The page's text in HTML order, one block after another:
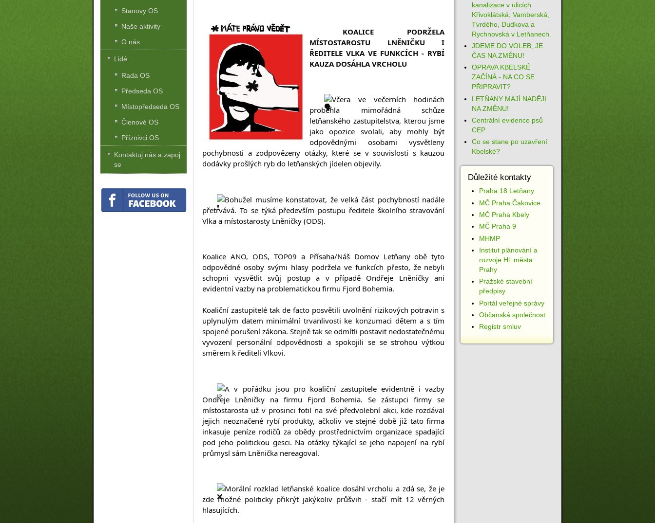
KOALICE PODRŽELA
MÍSTOSTAROSTU LNĚNIČKU I
ŘEDITELE VLKA VE FUNKCÍCH - RYBÍ
KAUZA DOSÁHLA VRCHOLU
Včera ve večerních hodinách
proběhla mimořádná schůze
letňanského zastupitelstva, kterou jsme
jako opozice svolali, aby mohly být
odpovědnými osobami vysvětleny
pochybnosti a zodpovězeny otázky, které se v souvislosti s kauzou
dodávky prošlých ryb do letňanských jídelen objevily.
Bohužel musíme konstatovat, že velká část pochybností nadále
přetrvává. To se týká především postupu ředitele školního stravování
Vlka a místostarosty Lněničky (ODS).
Koalice ANO, ODS, TOP09 a Přísaha/Náš Domov Letňany obě tyto
odpovědné osoby svými hlasy podržela ve funkcích přesto, že nebyli
schopni vysvětlit svůj postup a v případě Ondřeje Lněničky ani
evidentní vazby na problematickou firmu Fjord Bohemia.
Koaliční zastupitelé tak de facto posvětili uvolnění rizikových potravin s
uplynulým datem minimální trvanlivosti ke konzumaci dětem a s tím
spojené porušení zákona. Stejně tak se odmítli postavit nedostatečnému
vyvození personální odpovědnosti a spokojili se se strohou výtkou
směrem k řediteli Vlkovi.
A v pořádku jsou pro koaliční zastupitele evidentně i vazby
Ondřeje Lněničky na firmu Fjord Bohemia. Se zástupci firmy se
místostarosta už v prosinci fotil na své předvolební akci, kde rozdával
jejich neoznačené rybí produkty, ačkoliv ve stejné době již tato firma
inkasuje peníze rodičů za obědy prostřednictvím organizace spadající
pod jeho politickou gesci. Na otázky týkající se jeho napojení na rybí
průmysl sám Lněnička nereagoval.
Morální rozklad letňanské koalice dosáhl vrcholu a zdá se, že je
zde možné politicky přikrýt jakýkoliv průšvih - stačí mít 12 věrných
hlasujících.
Stanovy OS
Naše aktivity
O nás
Lidé
Rada OS
Předseda OS
Místopředseda OS
Členové OS
Příznivci OS
Kontaktuj nás a zapoj
se
kanalizace v ulicích
Křivoklátská, Vamberská,
Tvrdého, Dudkova a
Rychnovská v Letňanech.
JDEME DO VOLEB, JE
ČAS NA ZMĚNU!
OPRAVA KBELSKÉ
ZAČÍNÁ - NA CO SE
PŘIPRAVIT?
LETŇANY MAJÍ NADĚJI
NA ZMĚNU!
Centrální evidence psů
CEP
Co se stane po uzavření
Kbelské?
Důležité kontakty
Praha 18 Letňany
MČ Praha Čakovice
MČ Praha Kbely
MČ Praha 9
MHMP
Institut plánování a
rozvoje Hl. města
Prahy
Pražské stavební
předpisy
Portál veřejné správy
Občanská společnost
Registr smluv